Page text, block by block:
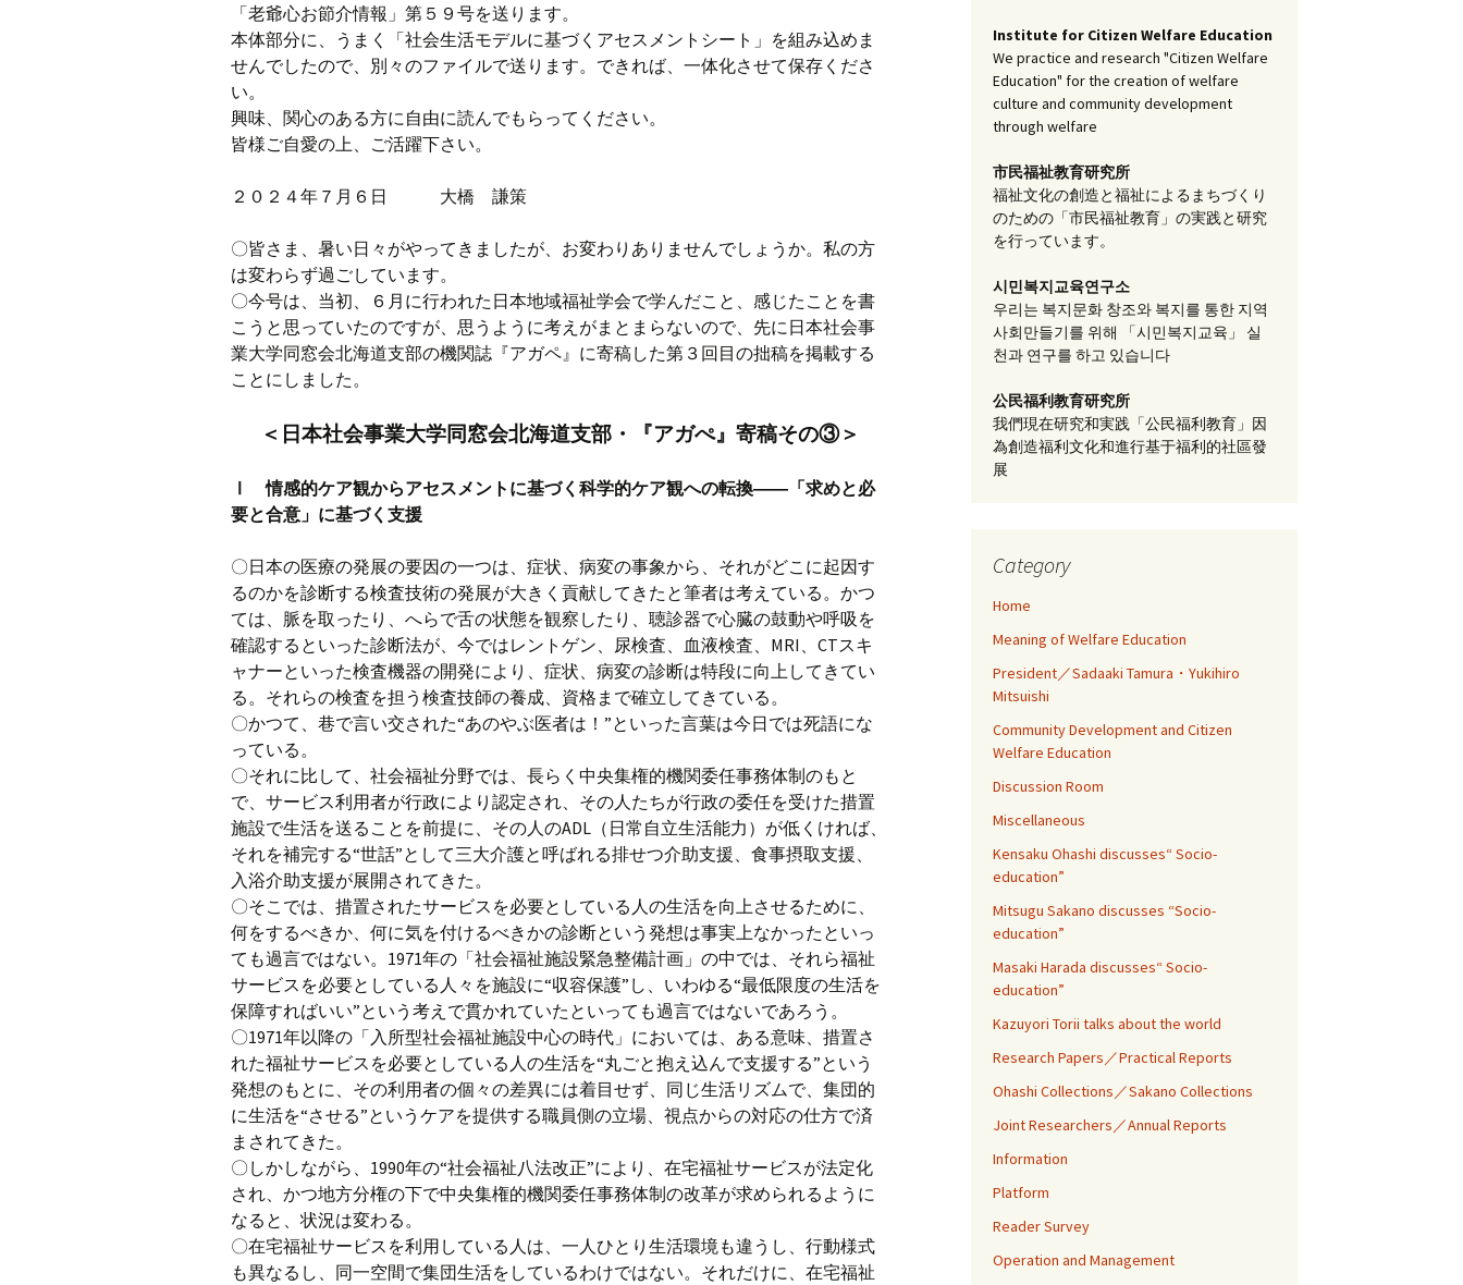
「老爺心お節介情報」第５９号を送ります。
本体部分に、うまく「社会生活モデルに基づくアセスメントシート」を組み込めま
せんでしたので、別々のファイルで送ります。できれば、一体化させて保存くださ
い。
興味、関心のある方に自由に読んでもらってください。
皆様ご自愛の上、ご活躍下さい。
２０２４年７月６日 大橋 謙策
〇皆さま、暑い日々がやってきましたが、お変わりありませんでしょうか。私の方
は変わらず過ごしています。
〇今号は、当初、６月に行われた日本地域福祉学会で学んだこと、感じたことを書
こうと思っていたのですが、思うように考えがまとまらないので、先に日本社会事
業大学同窓会北海道支部の機関誌『アガペ』に寄稿した第３回目の拙稿を掲載する
ことにしました。
＜日本社会事業大学同窓会北海道支部・『アガぺ』寄稿その③＞
Ⅰ 情感的ケア観からアセスメントに基づく科学的ケア観への転換――「求めと必
要と合意」に基づく支援
〇日本の医療の発展の要因の一つは、症状、病変の事象から、それがどこに起因す
るのかを診断する検査技術の発展が大きく貢献してきたと筆者は考えている。かつ
ては、脈を取ったり、へらで舌の状態を観察したり、聴診器で心臓の鼓動や呼吸を
確認するといった診断法が、今ではレントゲン、尿検査、血液検査、MRI、CTスキ
ャナーといった検査機器の開発により、症状、病変の診断は特段に向上してきてい
る。それらの検査を担う検査技師の養成、資格まで確立してきている。
〇かつて、巷で言い交された“あのやぶ医者は！”といった言葉は今日では死語にな
っている。
〇それに比して、社会福祉分野では、長らく中央集権的機関委任事務体制のもと
で、サービス利用者が行政により認定され、その人たちが行政の委任を受けた措置
施設で生活を送ることを前提に、その人のADL（日常自立生活能力）が低くければ、
それを補完する“世話”として三大介護と呼ばれる排せつ介助支援、食事摂取支援、
入浴介助支援が展開されてきた。
〇そこでは、措置されたサービスを必要としている人の生活を向上させるために、
何をするべきか、何に気を付けるべきかの診断という発想は事実上なかったといっ
ても過言ではない。1971年の「社会福祉施設緊急整備計画」の中では、それら福祉
サービスを必要としている人々を施設に“収容保護”し、いわゆる“最低限度の生活を
保障すればいい”という考えで貫かれていたといっても過言ではないであろう。
〇1971年以降の「入所型社会福祉施設中心の時代」においては、ある意味、措置さ
れた福祉サービスを必要としている人の生活を“丸ごと抱え込んで支援する”という
発想のもとに、その利用者の個々の差異には着目せず、同じ生活リズムで、集団的
に生活を“させる”というケアを提供する職員側の立場、視点からの対応の仕方で済
まされてきた。
〇しかしながら、1990年の“社会福祉八法改正”により、在宅福祉サービスが法定化
され、かつ地方分権の下で中央集権的機関委任事務体制の改革が求められるように
なると、状況は変わる。
〇在宅福祉サービスを利用している人は、一人ひとり生活環境も違うし、行動様式
も異なるし、同一空間で集団生活をしているわけではない。それだけに、在宅福祉
Institute for Citizen Welfare Education
We practice and research "Citizen Welfare
Education" for the creation of welfare
culture and community development
through welfare
市民福祉教育研究所
福祉文化の創造と福祉によるまちづくり
のための「市民福祉教育」の実践と研究
を行っています。
시민복지교육연구소
우리는 복지문화 창조와 복지를 통한 지역
사회만들기를 위해 「시민복지교육」 실
천과 연구를 하고 있습니다
公民福利教育研究所
我們現在研究和実践「公民福利教育」因
為創造福利文化和進行基于福利的社區發
展
Category
Home
Meaning of Welfare Education
President／Sadaaki Tamura・Yukihiro
Mitsuishi
Community Development and Citizen
Welfare Education
Discussion Room
Miscellaneous
Kensaku Ohashi discusses“ Socio-
education”
Mitsugu Sakano discusses “Socio-
education”
Masaki Harada discusses“ Socio-
education”
Kazuyori Torii talks about the world
Research Papers／Practical Reports
Ohashi Collections／Sakano Collections
Joint Researchers／Annual Reports
Information
Platform
Reader Survey
Operation and Management